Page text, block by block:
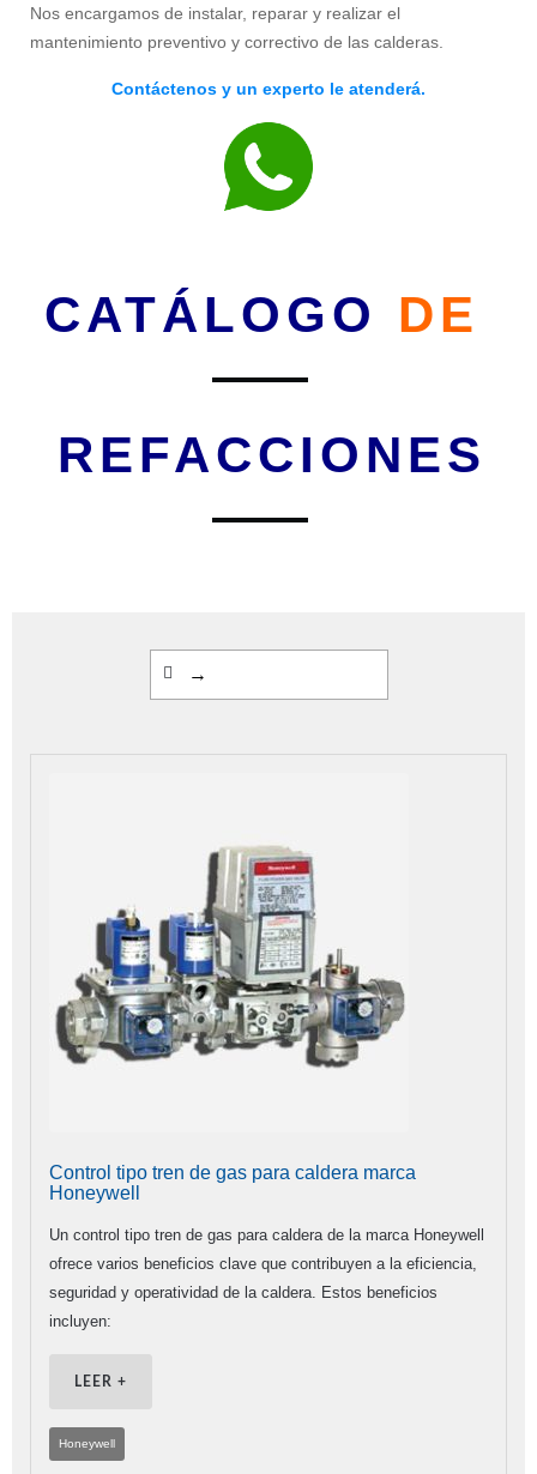
Nos encargamos de instalar, reparar y realizar el
mantenimiento preventivo y correctivo de las calderas.
Contáctenos y un experto le atenderá.
CATÁLOGO DE
REFACCIONES
→
Control tipo tren de gas para caldera marca
Honeywell
Un control tipo tren de gas para caldera de la marca Honeywell
ofrece varios beneficios clave que contribuyen a la eficiencia,
seguridad y operatividad de la caldera. Estos beneficios
incluyen:
LEER +
Honeywell